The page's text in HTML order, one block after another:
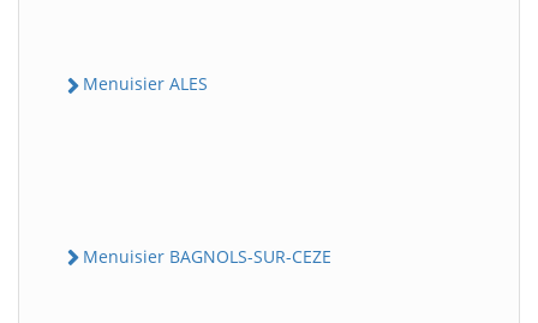
Menuisier ALES
Menuisier BAGNOLS-SUR-CEZE